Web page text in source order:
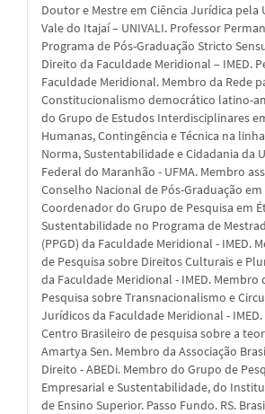
Doutor e Mestre em Ciência Jurídica pela
Vale do Itajaí – UNIVALI. Professor
Programa de Pós-Graduação Stricto
Direito da Faculdade Meridional – IMED.
Faculdade Meridional. Membro da Rede
Constitucionalismo democrático latino-
do Grupo de Estudos Interdisciplinares
Humanas, Contingência e Técnica na
Norma, Sustentabilidade e Cidadania da
Federal do Maranhão - UFMA. Membro
Conselho Nacional de Pós-Graduação em
Coordenador do Grupo de Pesquisa em
Sustentabilidade no Programa de
(PPGD) da Faculdade Meridional - IMED.
de Pesquisa sobre Direitos Culturais e
da Faculdade Meridional - IMED. Membro
Pesquisa sobre Transnacionalismo e
Jurídicos da Faculdade Meridional -
Centro Brasileiro de pesquisa sobre a
Amartya Sen. Membro da Associação
Direito - ABEDi. Membro do Grupo de
Empresarial e Sustentabilidade, do
de Ensino Superior. Passo Fundo. RS.